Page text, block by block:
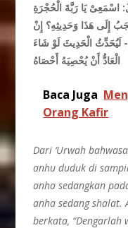
اسْمَعِىْ يَا رَبَّةَ الْحُجْرَةِ
إِلَى هَذَا وَحَدِيثِهِ؟ إِنْ
لَيُحَدِّثُ الْحَدِيثَ لَوْ شَاءَ
الْعَادُّ أَنْ يُحْصِيَهُ أَحْصَاهُ
Baca Juga
Orang Kafir
Dari ‘Urwah
anhu duduk di
anha sedangkan
anha sedang shalat.
berkata, “Dengarlah